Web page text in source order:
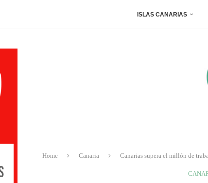
ISLAS CANARIAS
Home Canaria Canarias supera el millón de